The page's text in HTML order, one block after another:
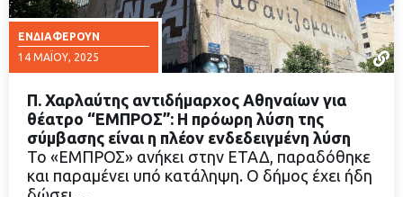
ΕΝΔΙΑΦΈΡΟΥΝ
14 ΜΑΪ́ΟΥ, 2025
ΔΙΑΒΑΣΤΕ ΠΕΡΙΣΣΟΤΕΡΑ
Π. Χαρλαύτης αντιδήμαρχος Αθηναίων για
θέατρο “ΕΜΠΡΟΣ”: Η πρόωρη λύση της
σύμβασης είναι η πλέον ενδεδειγμένη λύση
Το «ΕΜΠΡΟΣ» ανήκει στην ΕΤΑΔ, παραδόθηκε
και παραμένει υπό κατάληψη. Ο δήμος έχει ήδη